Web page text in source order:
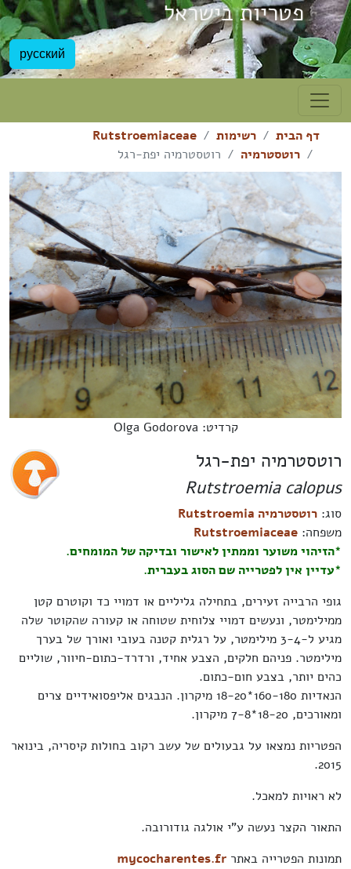
פטריות בישראל
русский
דף הבית רשימות
Rutstroemiaceae
רוטסטרמיה
רוטסטרמיה יפת-רגל
קרדיט: Olga Godorova
רוטסטרמיה יפת-רגל
Rutstroemia calopus
סוג:רוטסטרמיה Rutstroemia
משפחה:Rutstroemiaceae
*הזיהוי משוער וממתין לאישור ובדיקה של המומחים.
*עדיין אין לפטרייה שם הסוג בעברית.
גופי הרבייה זעירים, בתחילה גליליים או דמויי כד וקוטרם קטן
ממילימטר, ונעשים דמויי צלוחית שטוחה או קעורה שהקוטר שלה
מגיע ל-3-4 מילימטר, על רגלית קטנה בעובי ואורך של בערך
מילימטר. פניהם חלקים, הצבע אחיד, ורדרד-כתום-חיוור, שוליים
כהים יותר, בצבע חום-כתום.
הנאדיות 160-180*18-20 מיקרון. הנבגים אליפסואידיים צרים
ומאורכים, 18-20*7-8 מיקרון.
הפטריות נמצאו על גבעולים של עשב רקוב בחולות קיסריה, בינואר
2015.
לא ראויות למאכל.
התאור הקצר נעשה ע"י אולגה גודורובה.
תמונות הפטרייה באתרmycocharentes.fr